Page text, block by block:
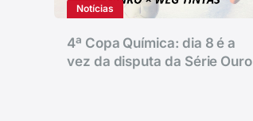
Notícias
4ª Copa Química: dia 8 é a
vez da disputa da Série Ouro